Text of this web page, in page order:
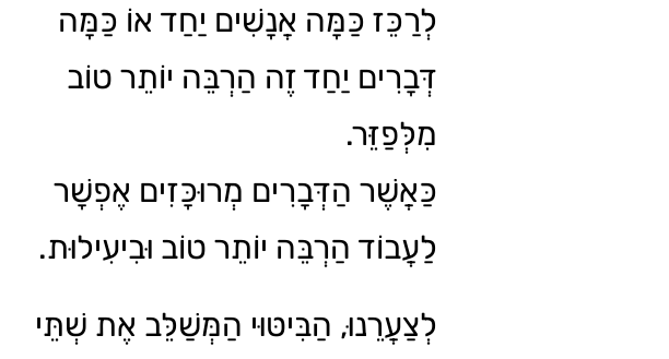
לְרַכֵּז כַּמָּה אֲנָשִׁים יַחַד אוֹ כַּמָּה
דְּבָרִים יַחַד זֶה הַרְבֵּה יוֹתֵר טוֹב
מִלְּפַזֵּר.
כַּאֲשֶׁר הַדְּבָרִים מְרוּכָּזִים אֶפְשָׁר
לַעֲבוֹד הַרְבֵּה יוֹתֵר טוֹב וּבִיעִילוּת.
לְצַעֲרֵנוּ, הַבִּיטּוּי הַמְּשַׁלֵּב אֶת שְׁתֵּי